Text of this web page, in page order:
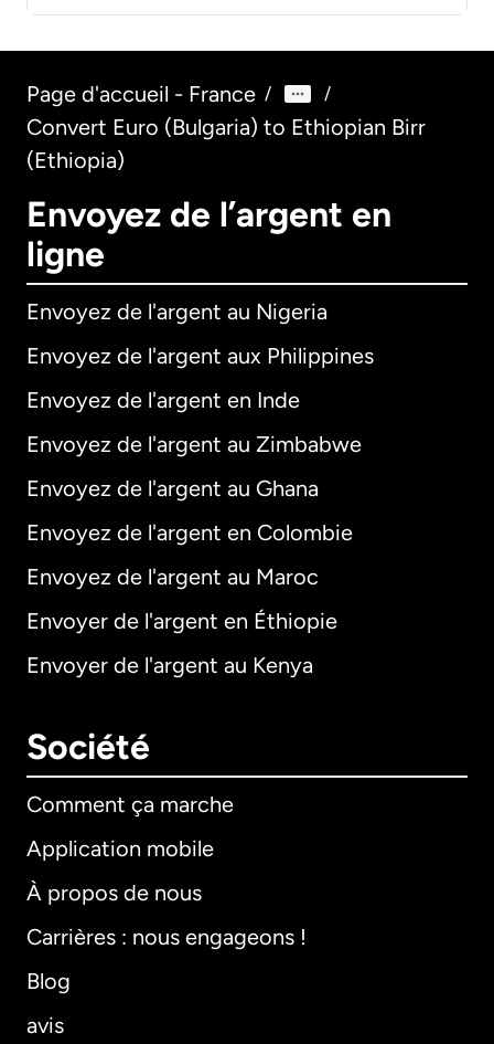
Page d'accueil - France / /
Convert Euro (Bulgaria) to Ethiopian Birr
(Ethiopia)
Envoyez de l’argent en
ligne
Envoyez de l'argent au Nigeria
Envoyez de l'argent aux Philippines
Envoyez de l'argent en Inde
Envoyez de l'argent au Zimbabwe
Envoyez de l'argent au Ghana
Envoyez de l'argent en Colombie
Envoyez de l'argent au Maroc
Envoyer de l'argent en Éthiopie
Envoyer de l'argent au Kenya
Société
Comment ça marche
Application mobile
À propos de nous
Carrières : nous engageons !
Blog
avis